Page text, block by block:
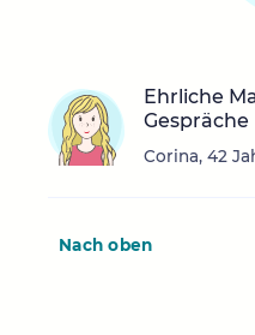
Ehrliche
Gespräche
Corina, 42
Nach oben